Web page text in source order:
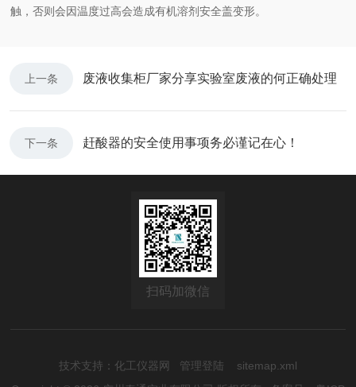
触，否则会因温度过高会造成有机溶剂安全盖变形。
上一条 废液收集柜厂家分享实验室废液的何正确处理
下一条 赶酸器的安全使用事项务必谨记在心！
扫码加微信
技术支持： 化工仪器网 管理登陆
sitemap.xml